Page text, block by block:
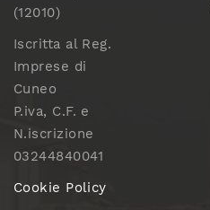
(12010)
Iscritta al Reg.
Imprese di
Cuneo
P.iva, C.F. e
N.iscrizione
03244840041
Cookie Policy